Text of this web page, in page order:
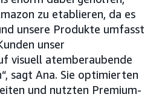
zu etablieren, da es
unsere Produkte umfasst
unser
visuell atemberaubende
sagt Ana. Sie optimierten
und nutzten Premium-